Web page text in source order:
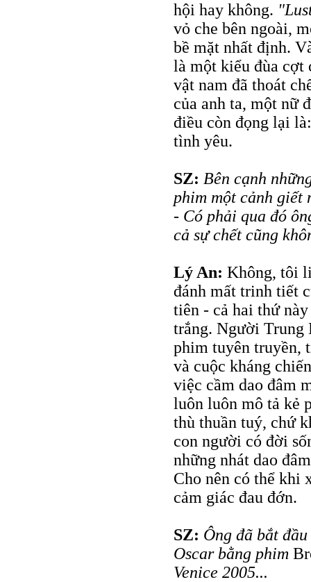
hội hay không.
vỏ che bên ngoài,
bề mặt nhất định.
là một kiểu đùa cợt
vật nam đã thoát
của anh ta, một nữ
điều còn đọng lại
tình yêu.
SZ: Bên cạnh
phim một cảnh giết
- Có phải qua đó
cả sự chết cũng
Lý An: Không, tôi
đánh mất trinh tiết
tiên - cả hai thứ
trắng. Người Trung
phim tuyên truyền,
và cuộc kháng
việc cầm dao đâm
luôn luôn mô tả kẻ
thù thuần tuý, chứ
con người có đời
những nhát dao
Cho nên có thể khi
cảm giác đau đớn.
SZ: Ông đã bắt
Oscar bằng phim
Venice 2005...